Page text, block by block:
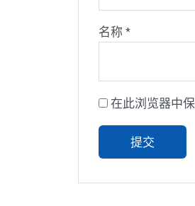
名称*
在此浏览器中